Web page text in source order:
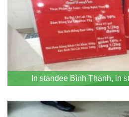
In standee Bình Thạnh, in